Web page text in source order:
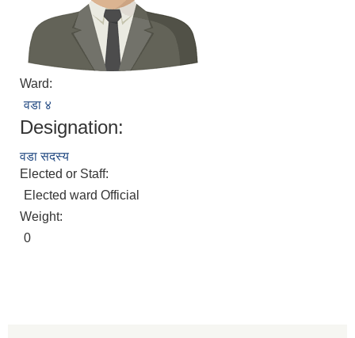
Ward:
वडा ४
Designation:
वडा सदस्य
Elected or Staff:
Elected ward Official
Weight:
0